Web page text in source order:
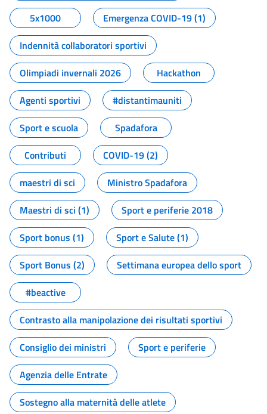
5x1000
Emergenza COVID-19 (1)
Indennità collaboratori sportivi
Olimpiadi invernali 2026
Hackathon
Agenti sportivi
#distantimauniti
Sport e scuola
Spadafora
Contributi
COVID-19 (2)
maestri di sci
Ministro Spadafora
Maestri di sci (1)
Sport e periferie 2018
Sport bonus (1)
Sport e Salute (1)
Sport Bonus (2)
Settimana europea dello sport
#beactive
Contrasto alla manipolazione dei risultati sportivi
Consiglio dei ministri
Sport e periferie
Agenzia delle Entrate
Sostegno alla maternità delle atlete